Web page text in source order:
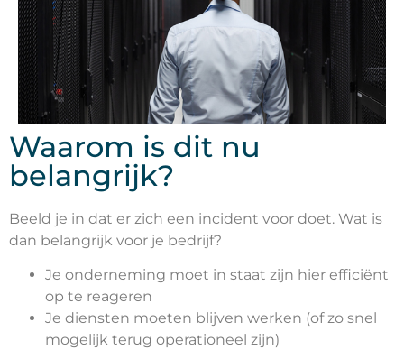
Waarom is dit nu
belangrijk?
Beeld je in dat er zich een incident voor doet. Wat is
dan belangrijk voor je bedrijf?
Je onderneming moet in staat zijn hier efficiënt
op te reageren
Je diensten moeten blijven werken (of zo snel
mogelijk terug operationeel zijn)